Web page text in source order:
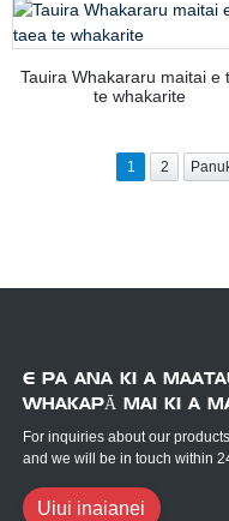
Tauira Whakararu maitai e
te whakarite
1 2
E PA ANA KI A
WHAKAPĀ MAI KI A
For inquiries about our
and we will be in touch within
Uiui inaianei